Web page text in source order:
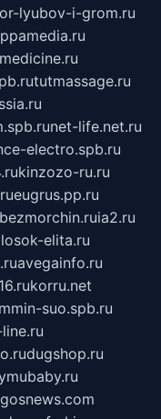
lyubov-i-grom.ru
tutmassage.ru
net-life.net.ru
electro.spb.ru
kinzozo-ru.ru
eugrus.pp.ru
bezmorchin.ruia2.ru
elita.ru
avegainfo.ru
korru.net
suo.spb.ru
dugshop.ru